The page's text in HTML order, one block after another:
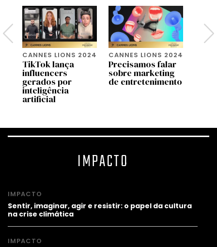
CANNES LIONS 2024
TikTok lança
influencers
gerados por
inteligência
artificial
CANNES LIONS 2024
Precisamos falar
sobre marketing
de entretenimento
IMPACTO
IMPACTO
Sentir, imaginar, agir e resistir: o papel da cultura
na crise climática
IMPACTO